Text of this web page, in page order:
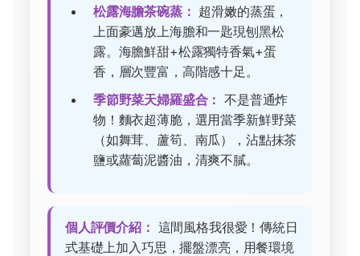
松露海膽茶碗蒸： 超滑嫩的蒸蛋，
上面豪邁放上海膽和一匙現刨黑松
露。海膽鮮甜+松露獨特香氣+蛋
香，層次豐富，高階感十足。
季節野菜天婦羅盛合： 不是普通炸
物！麵衣超薄脆，選用當季新鮮野菜
（如舞茸、蘆筍、南瓜），沾點抹茶
鹽或蘿蔔泥醬油，清爽不膩。
個人評價介紹： 這間風格我很愛！傳統日
式基礎上加入巧思，擺盤漂亮，用餐環境